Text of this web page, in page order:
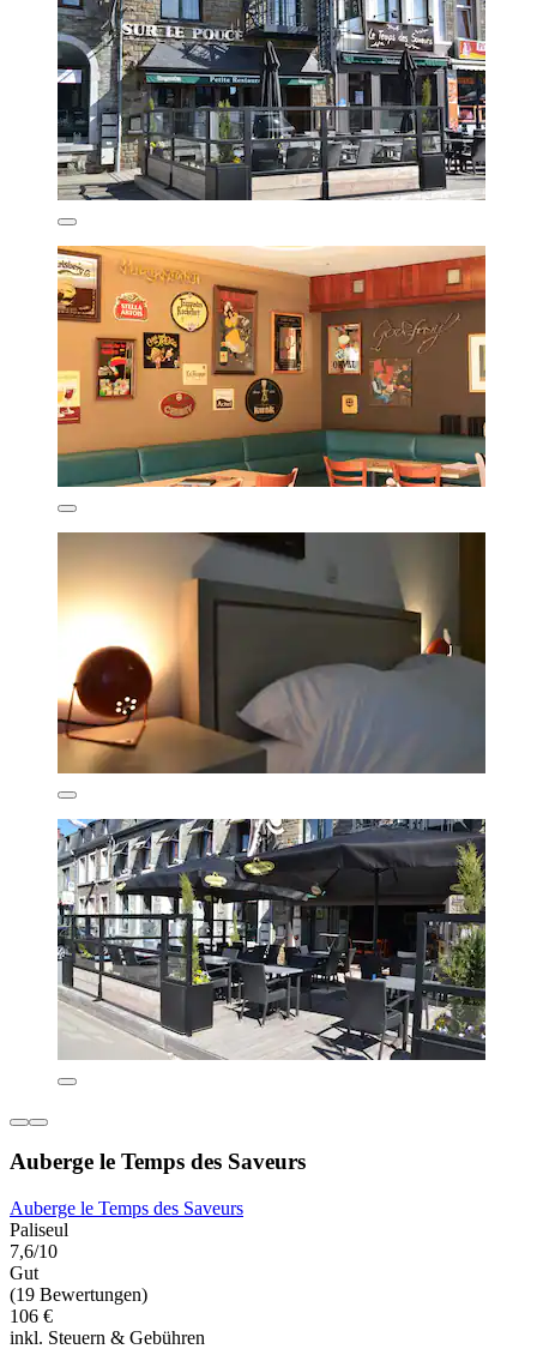
Auberge le Temps des Saveurs
Auberge le Temps des Saveurs
Paliseul
7,6/10
Gut
(19 Bewertungen)
106 €
inkl. Steuern & Gebühren